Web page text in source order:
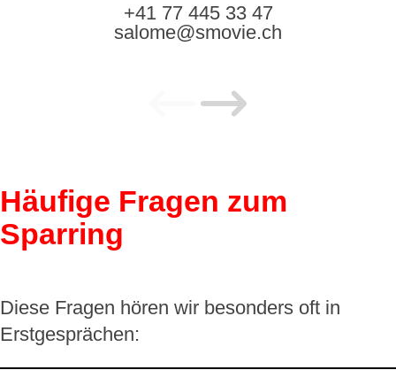
+41 77 445 33 47
salome@smovie.ch
Häufige Fragen zum
Sparring
Diese Fragen hören wir besonders oft in
Erstgesprächen: